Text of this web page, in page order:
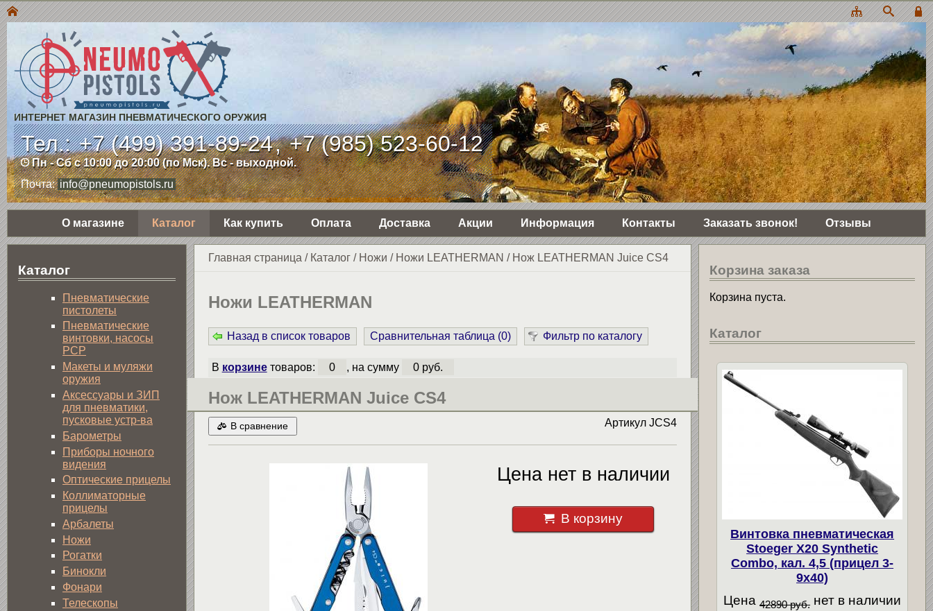
ИНТЕРНЕТ МАГАЗИН ПНЕВМАТИЧЕСКОГО ОРУЖИЯ
Тел.:+7 (499) 391-89-24,+7 (985) 523-60-12
Пн - Сб с 10:00 до 20:00 (по Мск). Вс - выходной.
Почта: info@pneumopistols.ru
О магазине Каталог Как купить Оплата Доставка Акции Информация Контакты Заказать звонок! Отзывы
Главная страница / Каталог/ Ножи / Ножи LEATHERMAN / Нож LEATHERMAN Juice CS4
Ножи LEATHERMAN
Назад в список товаров Сравнительная таблица (0) Фильтр по каталогу
В корзинетоваров: 0 , на сумму 0 руб.
Нож LEATHERMAN Juice CS4
В сравнение АртикулJCS4
Цена нет в наличии
В корзину
Каталог
Пнев­ма­ти­чес­кие
пистолеты
Пневматические
винтовки, насосы
PCP
Макеты и муляжи
оружия
Аксессуары и ЗИП
для пневматики,
пусковые устр-ва
Барометры
Приборы ночного
видения
Оптические прицелы
Коллиматорные
прицелы
Арбалеты
Ножи
Рогатки
Бинокли
Фонари
Телескопы
Корзина заказа
Корзина пуста.
Каталог
Винтовка пневматическая
Stoeger X20 Synthetic
Combo, кал. 4,5 (прицел 3-
9х40)
Цена 42890 руб. нет в наличии